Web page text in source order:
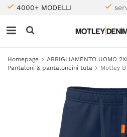
4000+ MODELLI
Homepage
ABBIGLIAMENTO UOMO
Pantaloni & pantaloncini tuta
Motley